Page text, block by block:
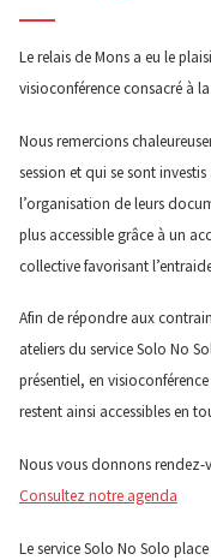
Le relais de Mons a eu le
visioconférence consacré à
Nous remercions
session et qui se sont
l’organisation de leurs
plus accessible grâce à un
collective favorisant
Afin de répondre aux
ateliers du service Solo No
présentiel, en
restent ainsi accessibles en
Nous vous donnons
Consultez notre agenda
Le service Solo No Solo